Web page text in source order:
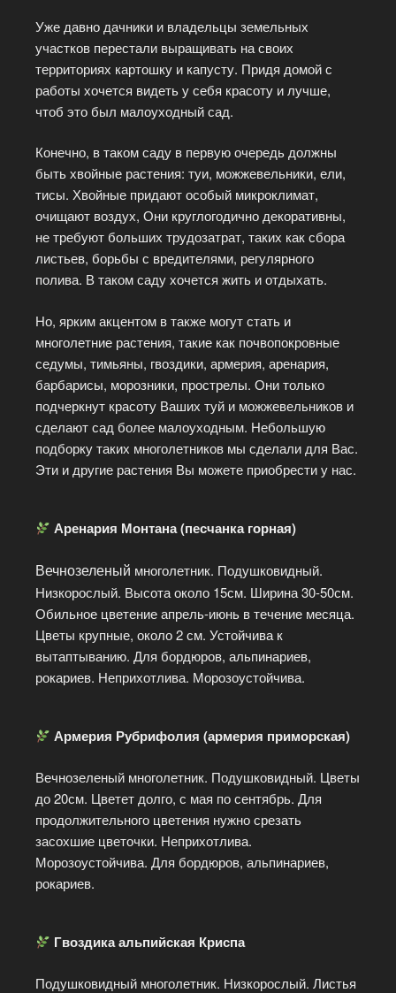
Уже давно дачники и владельцы земельных
участков перестали выращивать на своих
территориях картошку и капусту. Придя домой с
работы хочется видеть у себя красоту и лучше,
чтоб это был малоуходный сад.
Конечно, в таком саду в первую очередь должны
быть хвойные растения: туи, можжевельники, ели,
тисы. Хвойные придают особый микроклимат,
очищают воздух, Они круглогодично декоративны,
не требуют больших трудозатрат, таких как сбора
листьев, борьбы с вредителями, регулярного
полива. В таком саду хочется жить и отдыхать.
Но, ярким акцентом в также могут стать и
многолетние растения, такие как почвопокровные
седумы, тимьяны, гвоздики, армерия, аренария,
барбарисы, морозники, прострелы. Они только
подчеркнут красоту Ваших туй и можжевельников и
сделают сад более малоуходным. Небольшую
подборку таких многолетников мы сделали для Вас.
Эти и другие растения Вы можете приобрести у нас.
Аренария Монтана (песчанка горная)
Вечнозеленый многолетник. Подушковидный.
Низкорослый. Высота около 15см. Ширина 30-50см.
Обильное цветение апрель-июнь в течение месяца.
Цветы крупные, около 2 см. Устойчива к
вытаптыванию. Для бордюров, альпинариев,
рокариев. Неприхотлива. Морозоустойчива.
Армерия Рубрифолия (армерия приморская)
Вечнозеленый многолетник. Подушковидный. Цветы
до 20см. Цветет долго, с мая по сентябрь. Для
продолжительного цветения нужно срезать
засохшие цветочки. Неприхотлива.
Морозоустойчива. Для бордюров, альпинариев,
рокариев.
Гвоздика альпийская Криспа
Подушковидный многолетник. Низкорослый. Листья